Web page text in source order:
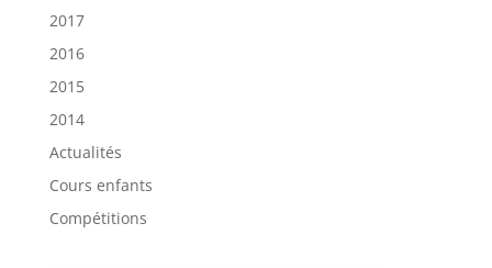
2017
2016
2015
2014
Actualités
Cours enfants
Compétitions